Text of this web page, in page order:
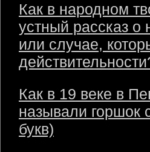
Как в народном
устный рассказ о
или случае,
Как в 19 веке в
называли горшок
букв)